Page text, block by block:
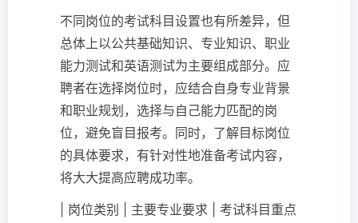
不同岗位的考试科目设置也有所差异，但
总体上以公共基础知识、专业知识、职业
能力测试和英语测试为主要组成部分。应
聘者在选择岗位时，应结合自身专业背景
和职业规划，选择与自己能力匹配的岗
位，避免盲目报考。同时，了解目标岗位
的具体要求，有针对性地准备考试内容，
将大大提高应聘成功率。
| 岗位类别 | 主要专业要求 | 考试科目重点